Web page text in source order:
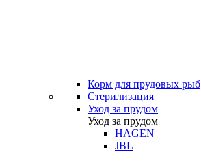
Корм для прудовых рыб
Стерилизация
Уход за прудом
Уход за прудом
HAGEN
JBL